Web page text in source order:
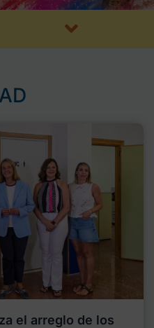
el arreglo de los